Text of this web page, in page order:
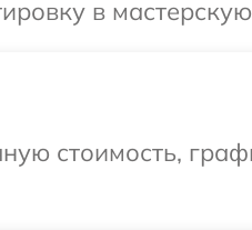
в
стоимость,